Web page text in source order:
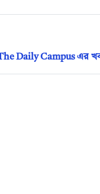
Daily Campus এর